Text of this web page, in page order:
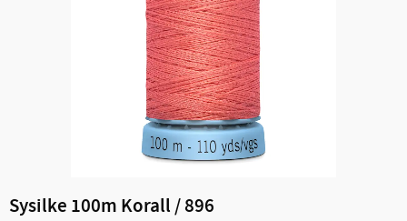
Sysilke 100m Korall / 896